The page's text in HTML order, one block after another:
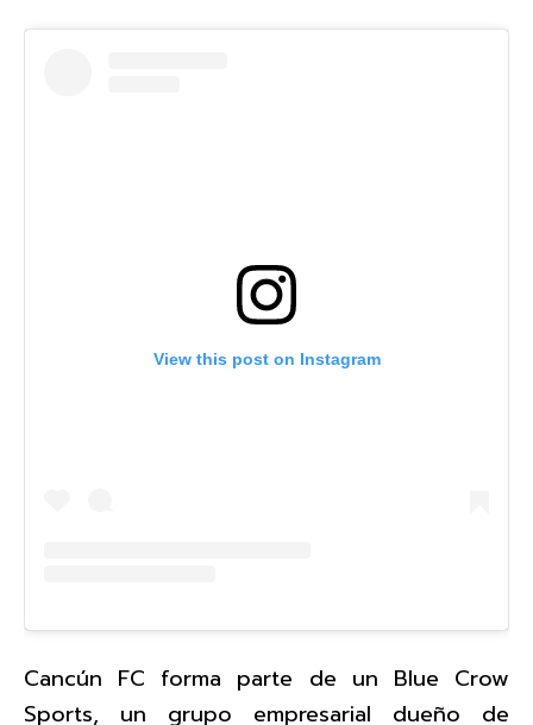
View this post on Instagram
Cancún FC forma parte de un Blue Crow
Sports, un grupo empresarial dueño de